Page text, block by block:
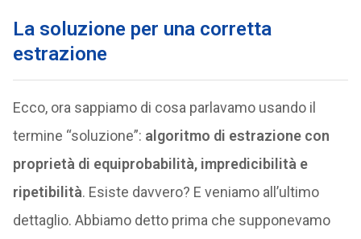
La soluzione per una corretta
estrazione
Ecco, ora sappiamo di cosa parlavamo usando il
termine “soluzione”: algoritmo di estrazione con
proprietà di equiprobabilità, impredicibilità e
ripetibilità. Esiste davvero? E veniamo all’ultimo
dettaglio. Abbiamo detto prima che supponevamo